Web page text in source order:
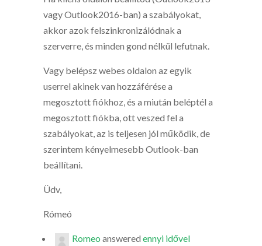
vagy Outlook2016-ban) a szabályokat,
akkor azok felszinkronizálódnak a
szerverre, és minden gond nélkül lefutnak.
Vagy belépsz webes oldalon az egyik
userrel akinek van hozzáférése a
megosztott fiókhoz, és a miután beléptél a
megosztott fiókba, ott veszed fel a
szabályokat, az is teljesen jól működik, de
szerintem kényelmesebb Outlook-ban
beállítani.
Üdv,
Rómeó
Romeo answered ennyi idővel